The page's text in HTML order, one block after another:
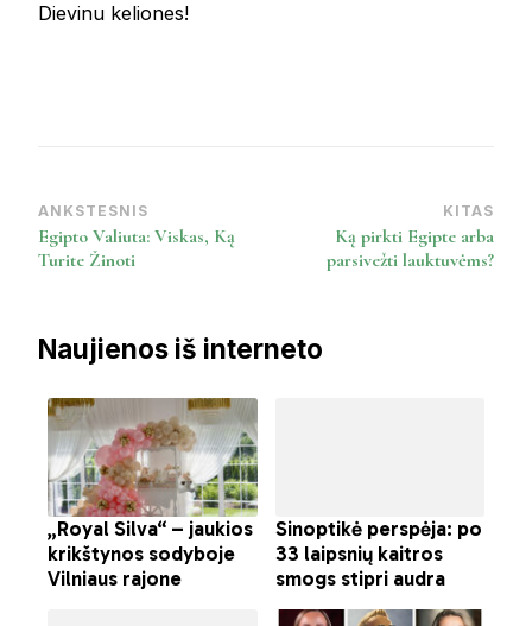
Dievinu keliones!
Post
Navigation
ANKSTESNIS
Egipto Valiuta: Viskas, Ką
Turite Žinoti
KITAS
Ką pirkti Egipte arba
parsivežti lauktuvėms?
Naujienos iš interneto